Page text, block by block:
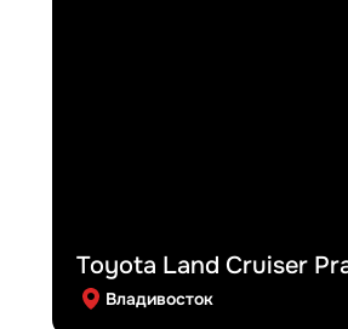
Toyota Land Cruiser
Владивосток